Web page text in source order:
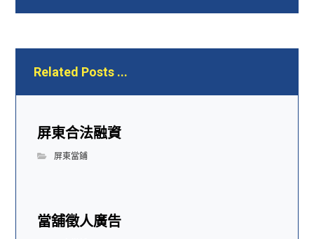
Related Posts ...
屏東合法融資
屏東當鋪
當舖徵人廣告